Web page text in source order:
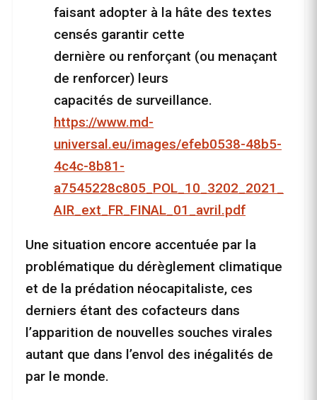
faisant adopter à la hâte des textes
censés garantir cette
dernière ou renforçant (ou menaçant
de renforcer) leurs
capacités de surveillance.
https://www.md-
universal.eu/images/efeb0538-48b5-
4c4c-8b81-
a7545228c805_POL_10_3202_2021_
AIR_ext_FR_FINAL_01_avril.pdf
Une situation encore accentuée par la
problématique du dérèglement climatique
et de la prédation néocapitaliste, ces
derniers étant des cofacteurs dans
l’apparition de nouvelles souches virales
autant que dans l’envol des inégalités de
par le monde.